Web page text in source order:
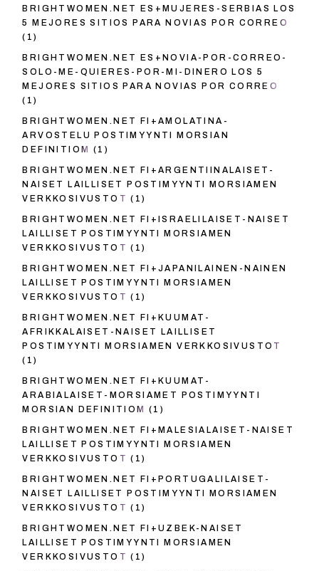
BRIGHTWOMEN.NET ES+MUJERES-SERBIAS LOS
5 MEJORES SITIOS PARA NOVIAS POR CORREO
(1)
BRIGHTWOMEN.NET ES+NOVIA-POR-CORREO-
SOLO-ME-QUIERES-POR-MI-DINERO LOS 5
MEJORES SITIOS PARA NOVIAS POR CORREO
(1)
BRIGHTWOMEN.NET FI+AMOLATINA-
ARVOSTELU POSTIMYYNTI MORSIAN
DEFINITIOM
(1)
BRIGHTWOMEN.NET FI+ARGENTIINALAISET-
NAISET LAILLISET POSTIMYYNTI MORSIAMEN
VERKKOSIVUSTOT (1)
BRIGHTWOMEN.NET FI+ISRAELILAISET-NAISET
LAILLISET POSTIMYYNTI MORSIAMEN
VERKKOSIVUSTOT (1)
BRIGHTWOMEN.NET FI+JAPANILAINEN-NAINEN
LAILLISET POSTIMYYNTI MORSIAMEN
VERKKOSIVUSTOT (1)
BRIGHTWOMEN.NET FI+KUUMAT-
AFRIKKALAISET-NAISET LAILLISET
POSTIMYYNTI MORSIAMEN VERKKOSIVUSTOT
(1)
BRIGHTWOMEN.NET FI+KUUMAT-
ARABIALAISET-MORSIAMET POSTIMYYNTI
MORSIAN DEFINITIOM
(1)
BRIGHTWOMEN.NET FI+MALESIALAISET-NAISET
LAILLISET POSTIMYYNTI MORSIAMEN
VERKKOSIVUSTOT (1)
BRIGHTWOMEN.NET FI+PORTUGALILAISET-
NAISET LAILLISET POSTIMYYNTI MORSIAMEN
VERKKOSIVUSTOT (1)
BRIGHTWOMEN.NET FI+UZBEK-NAISET
LAILLISET POSTIMYYNTI MORSIAMEN
VERKKOSIVUSTOT (1)